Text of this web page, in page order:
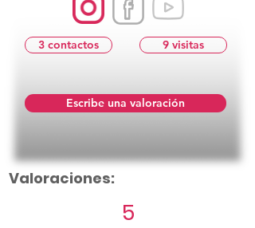
3 contactos 9 visitas
Escribe una valoración
Valoraciones:
5